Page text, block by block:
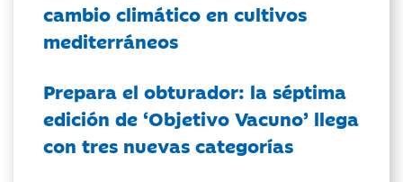
cambio climático en cultivos
mediterráneos
Prepara el obturador: la séptima
edición de ‘Objetivo Vacuno’ llega
con tres nuevas categorías